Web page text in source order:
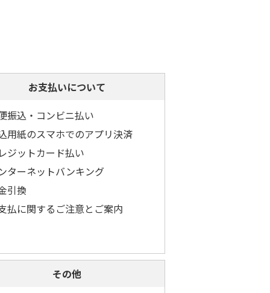
お支払いについて
振込・コンビニ払い
用紙のスマホでのアプリ決済
ジットカード払い
ターネットバンキング
引換
払に関するご注意とご案内
その他